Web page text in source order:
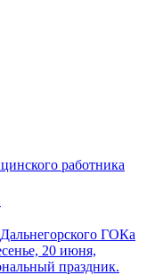
работника
ГОКа
20 июня,
праздник.